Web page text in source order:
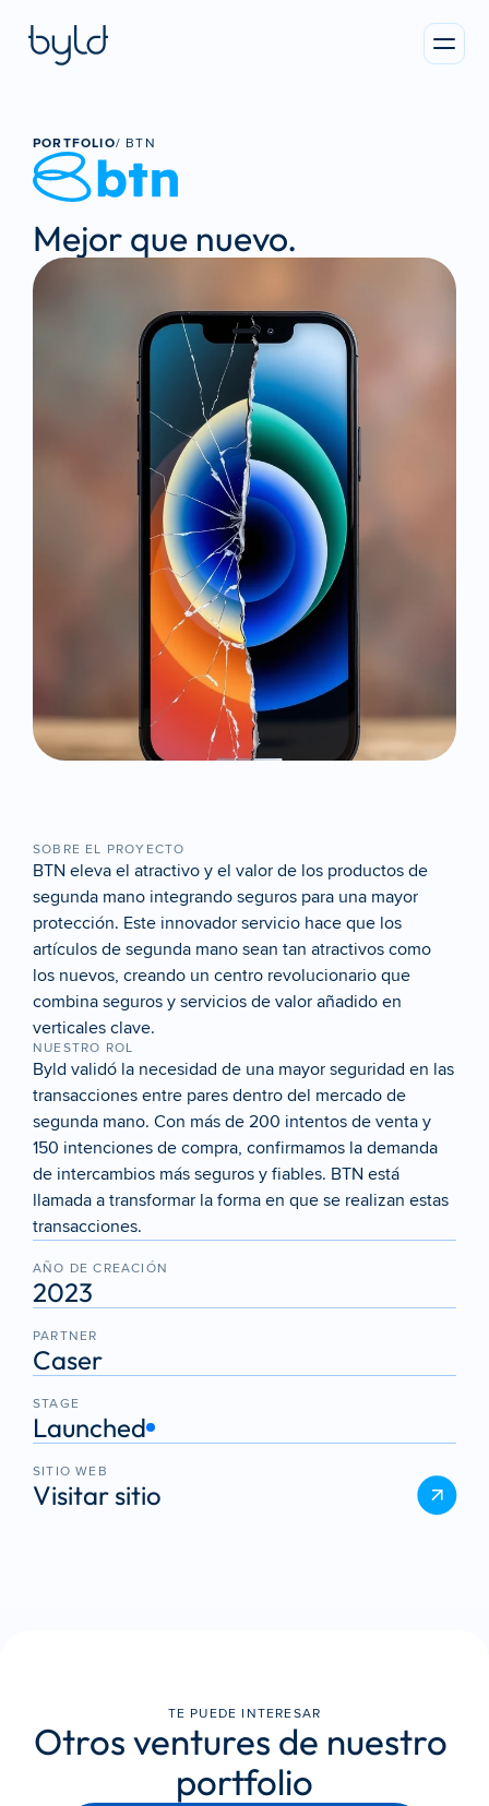
PORTFOLIO/ BTN
Mejor que nuevo.
SOBRE EL PROYECTO
BTN eleva el atractivo y el valor de los productos de
segunda mano integrando seguros para una mayor
protección. Este innovador servicio hace que los
artículos de segunda mano sean tan atractivos como
los nuevos, creando un centro revolucionario que
combina seguros y servicios de valor añadido en
verticales clave.
NUESTRO ROL
Byld validó la necesidad de una mayor seguridad en las
transacciones entre pares dentro del mercado de
segunda mano. Con más de 200 intentos de venta y
150 intenciones de compra, confirmamos la demanda
de intercambios más seguros y fiables. BTN está
llamada a transformar la forma en que se realizan estas
transacciones.
AÑO DE CREACIÓN
2023
PARTNER
Caser
STAGE
Launched
SITIO WEB
Visitar sitio
TE PUEDE INTERESAR
Otros ventures de nuestro
portfolio